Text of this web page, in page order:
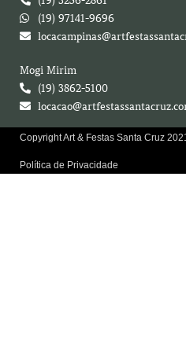
(19) 97141-9696
Mogi Mirim
(19) 3862-5100
Copyright Art & Festas Santa Cruz
Política de Privacidade